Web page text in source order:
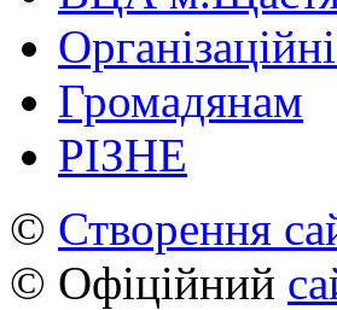
Громадянам
РІЗНЕ
© Створення
© Офіційний